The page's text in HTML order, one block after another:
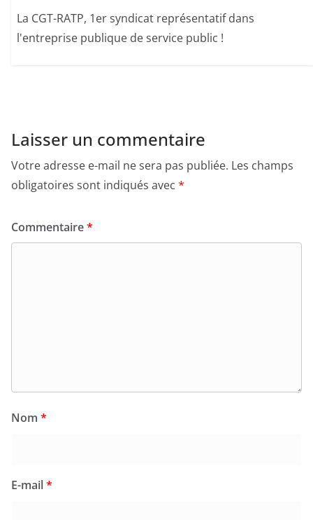
La CGT-RATP, 1er syndicat représentatif dans
l'entreprise publique de service public !
Laisser un commentaire
Votre adresse e-mail ne sera pas publiée. Les champs
obligatoires sont indiqués avec *
Commentaire*
Nom *
E-mail*